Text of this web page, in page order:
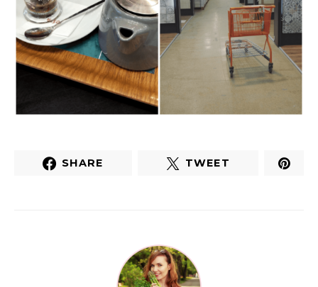
SHARE TWEET